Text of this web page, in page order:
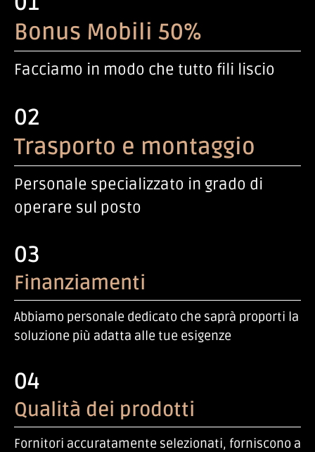
Bonus Mobili 50%
Facciamo in modo che tutto fili liscio
02
Trasporto e montaggio
Personale specializzato in grado di
operare sul posto
03
Finanziamenti
Abbiamo personale dedicato che saprà proporti la
soluzione più adatta alle tue esigenze
04
Qualità dei prodotti
Fornitori accuratamente selezionati, forniscono a